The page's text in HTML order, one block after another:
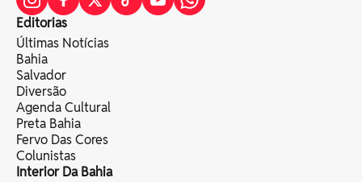
Editorias
Últimas Notícias
Bahia
Salvador
Diversão
Agenda Cultural
Preta Bahia
Fervo Das Cores
Colunistas
Interior Da Bahia